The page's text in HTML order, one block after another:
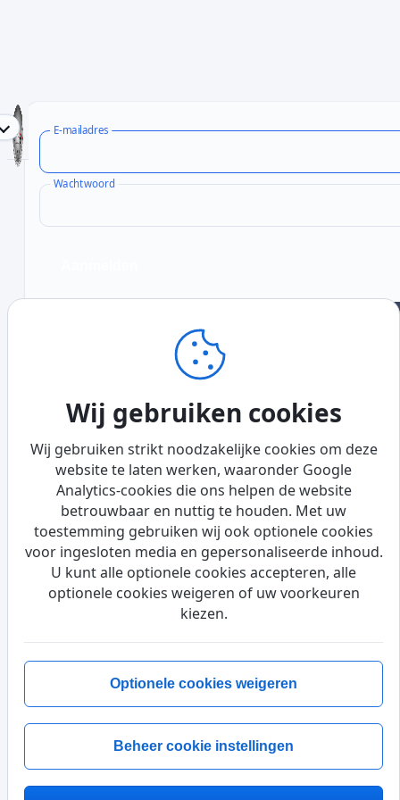
E-mailadres
Wachtwoord
Wachtwoord opnieuw instellen
Contact
opnemen
© 2026 TR Register Belgium. Alle rechten
voorbehouden ·Privacy / Cookies·settings
Wij gebruiken cookies
Wij gebruiken strikt noodzakelijke cookies om deze
website te laten werken, waaronder Google
Analytics-cookies die ons helpen de website
betrouwbaar en nuttig te houden. Met uw
toestemming gebruiken wij ook optionele cookies
voor ingesloten media en gepersonaliseerde inhoud.
U kunt alle optionele cookies accepteren, alle
optionele cookies weigeren of uw voorkeuren
kiezen.
Optionele cookies weigeren
Beheer cookie instellingen